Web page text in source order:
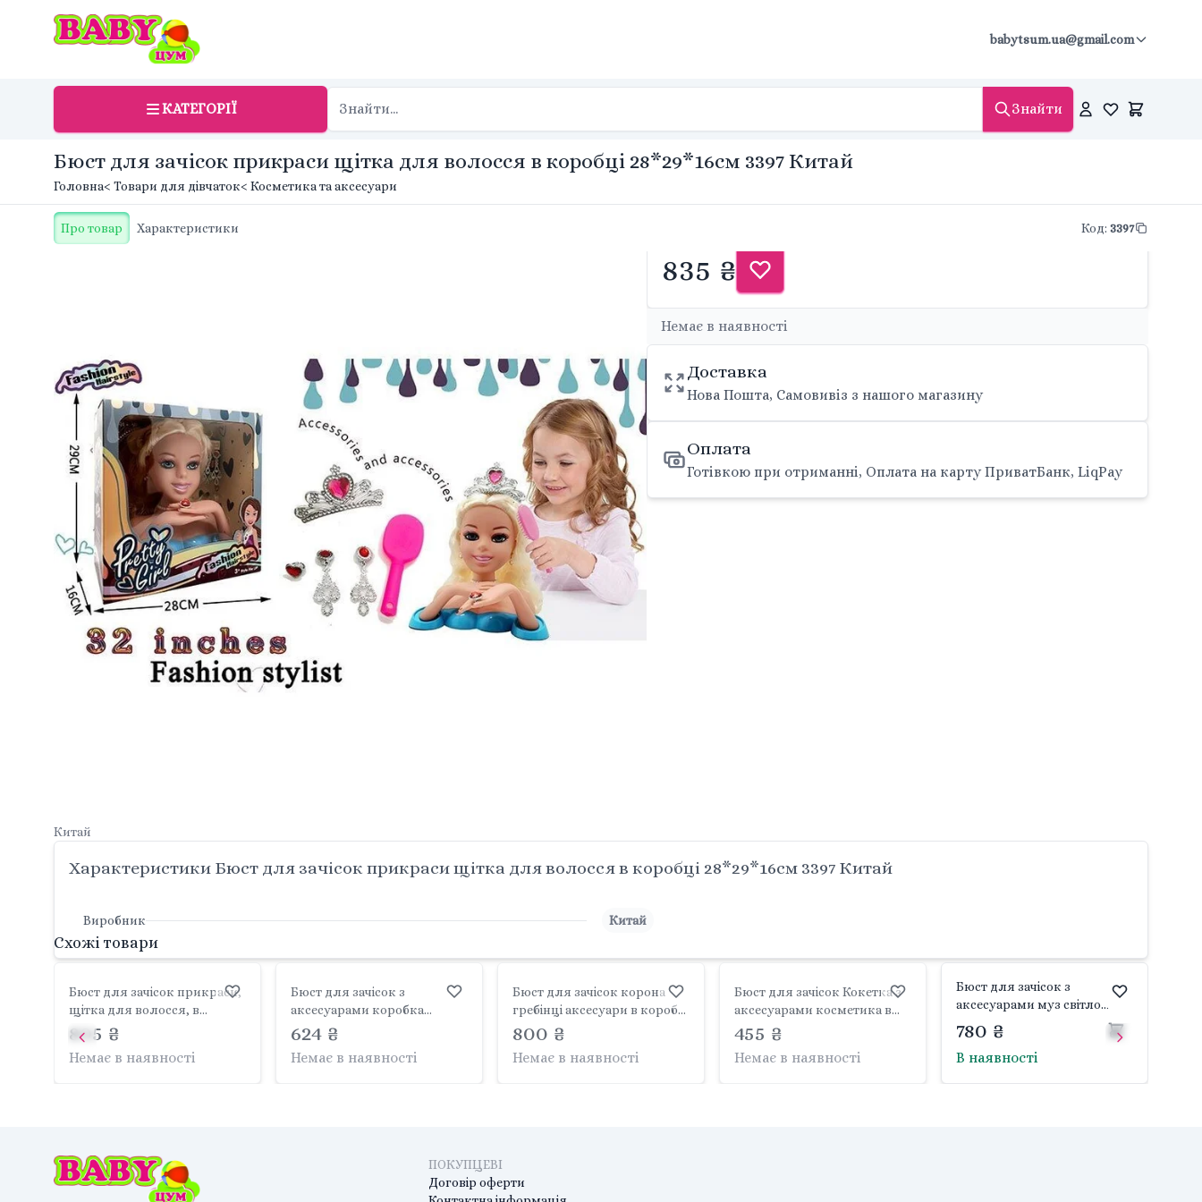
babytsum.ua@gmail.com
КАТЕГОРІЇ Знайти
Бюст для зачісок прикраси щітка для волосся в коробці 28*29*16см 3397 Китай
Головна< Товари для дівчаток< Косметика та аксесуари
Про товар Характеристики Код: 3397
Китай
835 ₴
Немає в наявності
Доставка
Нова Пошта, Самовивіз з нашого магазину
Оплата
Готівкою при отриманні, Оплата на карту ПриватБанк, LiqPay
Характеристики Бюст для зачісок прикраси щітка для волосся в коробці 28*29*16см 3397 Китай
Виробник Китай
Схожі товари
Бюст для зачісок прикраси,
щітка для волосся, в
коробці 28*16*29см 3398
Китай
805 ₴
Немає в наявності
Бюст для зачісок з
аксесуарами коробка
30*13*26см 2813С-F-E Китай
624 ₴
Немає в наявності
Бюст для зачісок корона
гребінці аксесуари в коробці
3399 Китай
800 ₴
Немає в наявності
Бюст для зачісок Кокетка з
аксесуарами косметика в
коробці 27*11*25см 1133A limo
455 ₴
Немає в наявності
Бюст для зачісок з
аксесуарами муз світло
коробка 21*18*23см L-89A-2
Китай
780 ₴
В наявності
ПОКУПЦЕВІ
Договір оферти